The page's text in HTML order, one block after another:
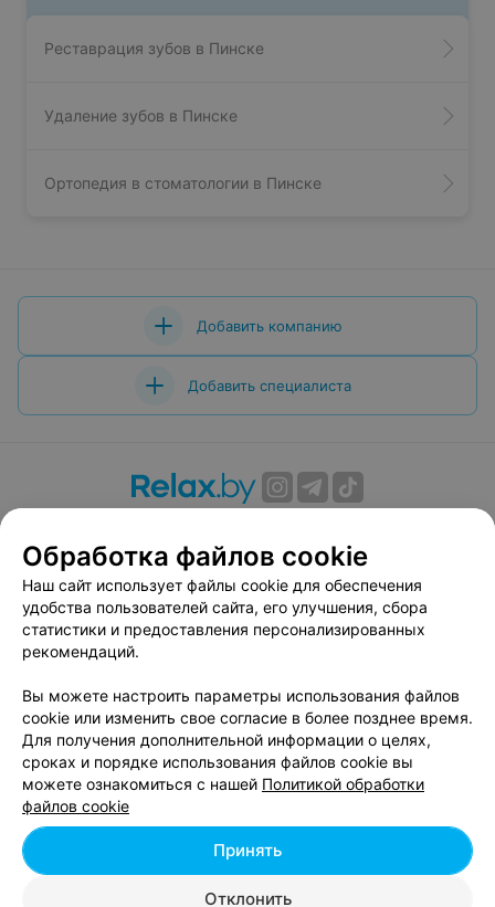
Реставрация зубов в Пинске
Удаление зубов в Пинске
Ортопедия в стоматологии в Пинске
Добавить компанию
Добавить специалиста
Вакансии
Публичный договор
Способы оплаты
Публичный договор по использованию сервиса
«Афиша»
Пользовательское соглашение
Связаться по вопросам сотрудничества
Написать руководителю relax.by
Персональные настройки cookie
Обработка персональных данных
© 2026 ООО «Артокс Лаб», УНП 191700409, регистрирующий орган -
| 220012, Республика Беларусь, г. Минск,
Обработка файлов cookie
Наш сайт использует файлы cookie для обеспечения
удобства пользователей сайта, его улучшения, сбора
статистики и предоставления персонализированных
рекомендаций.
Вы можете настроить параметры использования файлов
cookie или изменить свое согласие в более позднее время.
Для получения дополнительной информации о целях,
сроках и порядке использования файлов cookie вы
можете ознакомиться с нашей Политикой обработки
файлов cookie
Отклонить
Принять